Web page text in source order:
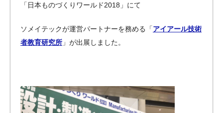
「日本ものづくりワールド2018」にて
ソメイテックが運営パートナーを務める「アイアール技術
者教育研究所 」が出展しました。